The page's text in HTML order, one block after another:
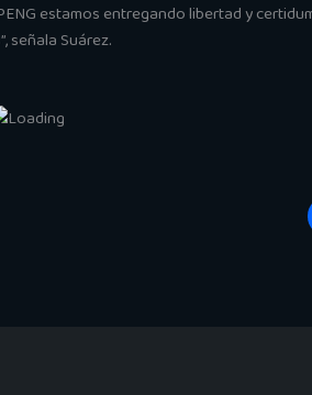
estamos entregando libertad y
señala Suárez.